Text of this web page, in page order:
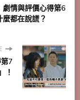
劇情與評價心得第6
都在說謊？
7
！